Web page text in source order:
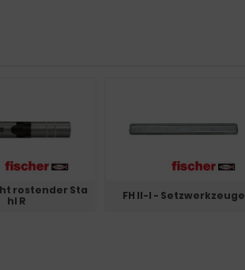
rostender Sta
hl R
FH II-I - Setzwerkzeuge